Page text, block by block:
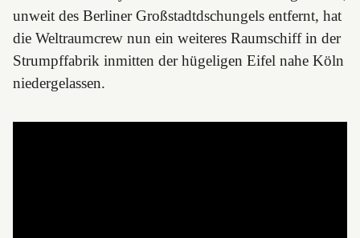
unweit des Berliner Großstadtdschungels entfernt, hat
die Weltraumcrew nun ein weiteres Raumschiff in der
Strumpffabrik inmitten der hügeligen Eifel nahe Köln
niedergelassen.